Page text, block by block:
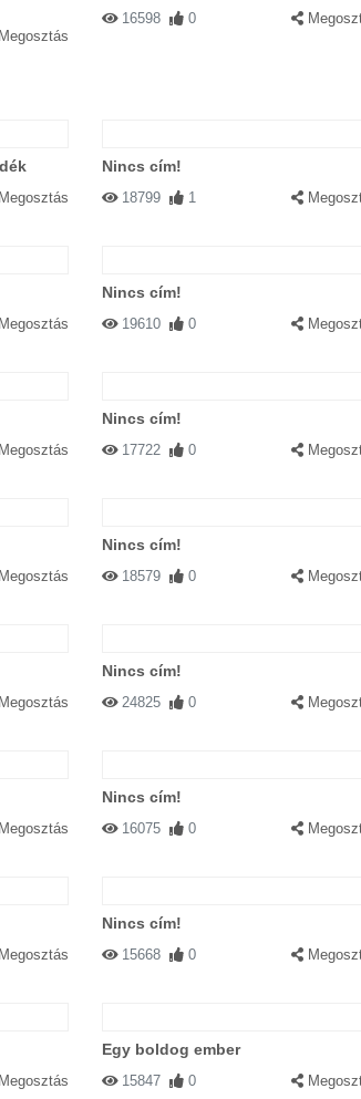
Megosztás
16598 0
Megosztás
Nincs cím!
18799 1
Megosztás
Nincs cím!
19610 0
Megosztás
Nincs cím!
17722 0
Megosztás
Nincs cím!
18579 0
Megosztás
Nincs cím!
24825 0
Megosztás
Nincs cím!
16075 0
Megosztás
Nincs cím!
15668 0
Megosztás
Egy boldog ember
15847 0